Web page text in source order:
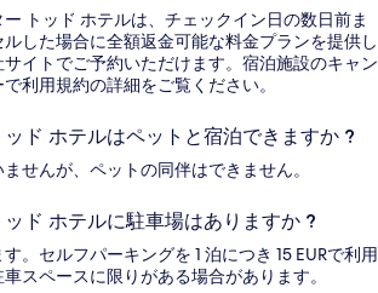
トッド ホテルは、チェックイン日の数日前ま
した場合に全額返金可能な料金プランを提供し
イトでご予約いただけます。宿泊施設のキャン
利用規約の詳細をご覧ください。
ッド ホテルはペットと宿泊できますか ?
せんが、ペットの同伴はできません。
ッド ホテルに駐車場はありますか ?
。セルフパーキングを 1 泊につき 15 EURで利用
スペースに限りがある場合があります。